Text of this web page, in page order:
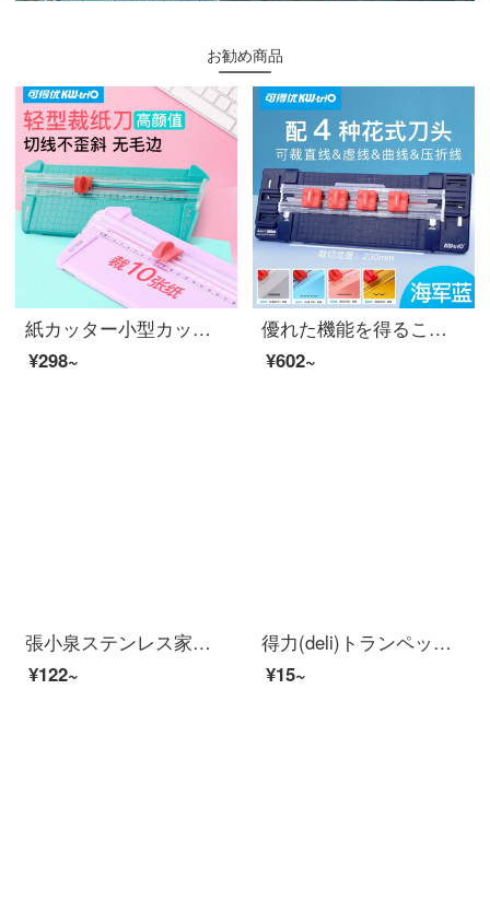
お勧め商品
紙カッター小型カッターカッターカッター紙カッタースライドカッターカッター10ページ13930ロールカッターA 4グリーン
¥298~
優れた機能を得ることができます（KW-triO）13045カッターの四合一多機能カッターの直線線の破線の波の線のインデンテーションカッターの深い青色
¥602~
張小泉ステンレス家庭用ハサミ事務所用ハサミHBS-154
¥122~
得力(deli)トランペット金属ケースオフィス用美工刀/カッターオフィス用品2053
¥15~